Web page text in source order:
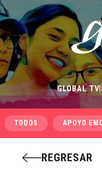
GLOBAL TV
TODOS APOYO
REGRESAR